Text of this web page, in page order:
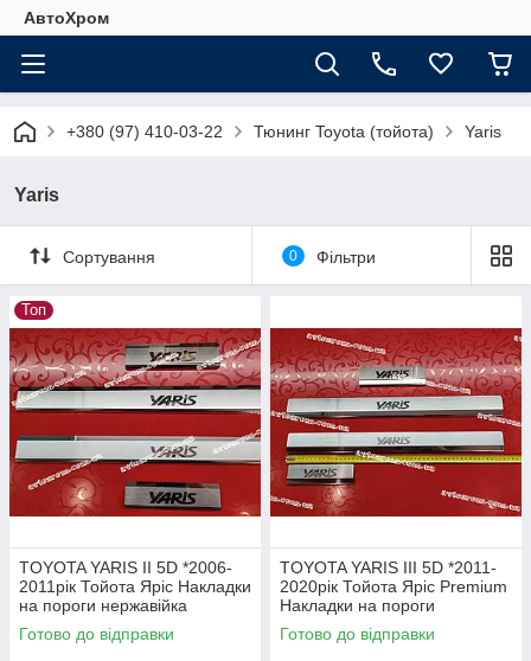
АвтоХром
+380 (97) 410-03-22 Тюнинг Toyota (тойота) Yaris
Yaris
Сортування 0 Фільтри
Топ
TOYOTA YARIS II 5D *2006-
2011рік Тойота Яріс Накладки
на пороги нержавійка
преміум Туреччина комплект
4 одиниці
Готово до відправки
TOYOTA YARIS III 5D *2011-
2020рік Тойота Яріс Premium
Накладки на пороги
Нержавійка з логотипом
комплект 4 одиниці
Готово до відправки